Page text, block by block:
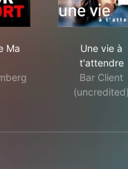
Ma
Une vie à
t'attendre
Bar Client
(uncredited)